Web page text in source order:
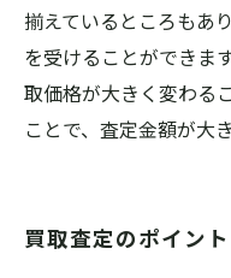
揃えているところもあ
を受けることができま
取価格が大きく変わる
ことで、査定金額が大
買取査定のポイン